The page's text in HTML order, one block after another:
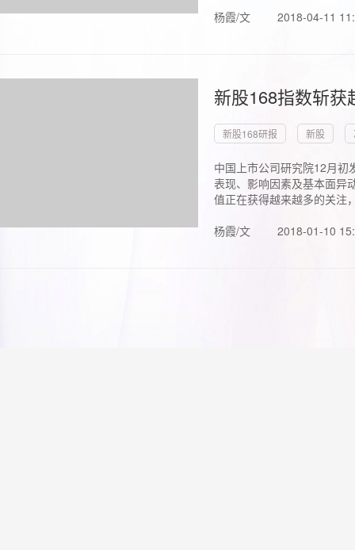
杨霞/文 2018-04-11
新股168指数斩
新股168研报 新股
中国上市公司研究院12月初
表现、影响因素及基本面异
值正在获得越来越多的关注
杨霞/文
2018-01-10